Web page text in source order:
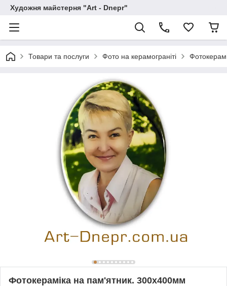
Художня майстерня "Art - Dnepr"
Товари та послуги Фото на керамограніті
Фотокераміка на пам'ятник. 300х400мм